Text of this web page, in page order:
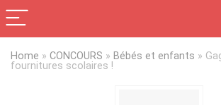
Home » CONCOURS » Bébés et enfants »
fournitures scolaires !